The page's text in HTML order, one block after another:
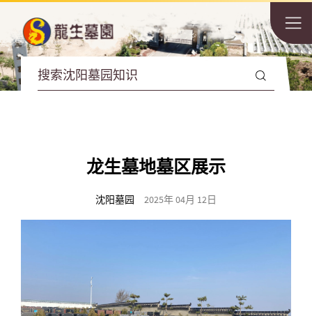
龙生墓地墓区展示
沈阳墓园 2025年 04月 12日